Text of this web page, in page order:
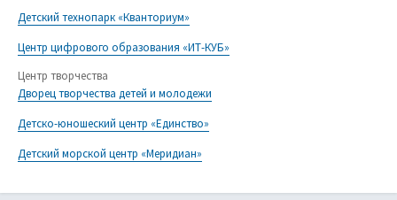
Детский технопарк «Кванториум»
Центр цифрового образования «ИТ-КУБ»
Центр творчества
Дворец творчества детей и молодежи
Детско-юношеский центр «Единство»
Детский морской центр «Меридиан»